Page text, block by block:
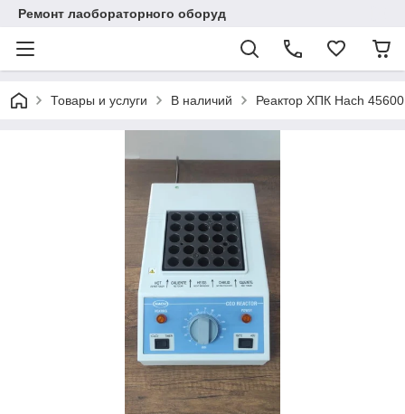
Ремонт лаобораторного оборуд
Товары и услуги В наличий Реактор ХПК Hach